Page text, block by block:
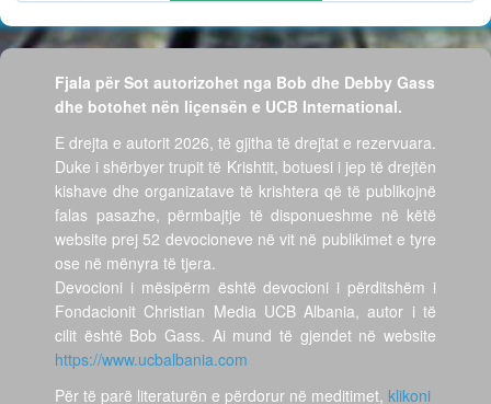
Fjala për Sot autorizohet nga Bob dhe Debby Gass
dhe botohet nën liçensën e UCB International.
E drejta e autorit 2026, të gjitha të drejtat e rezervuara.
Duke i shërbyer trupit të Krishtit, botuesi i jep të drejtën
kishave dhe organizatave të krishtera që të publikojnë
falas pasazhe, përmbajtje të disponueshme në këtë
website prej 52 devocioneve në vit në publikimet e tyre
ose në mënyra të tjera.
Devocioni i mësipërm është devocioni i përditshëm i
Fondacionit Christian Media UCB Albania, autor i të
cilit është Bob Gass. Ai mund të gjendet në website
https://www.ucbalbania.com
Për të parë literaturën e përdorur në meditimet, klikoni